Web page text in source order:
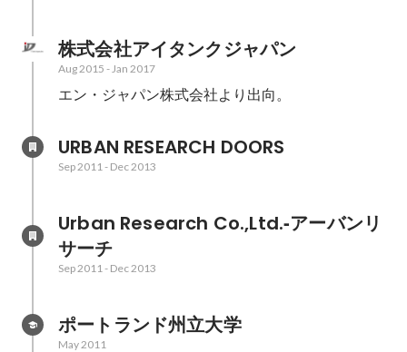
株式会社アイタンクジャパン
Aug 2015 - Jan 2017
エン・ジャパン株式会社より出向。
URBAN RESEARCH DOORS
Sep 2011 - Dec 2013
Urban Research Co.,Ltd.‐アーバンリ
サーチ
Sep 2011 - Dec 2013
ポートランド州立大学
May 2011